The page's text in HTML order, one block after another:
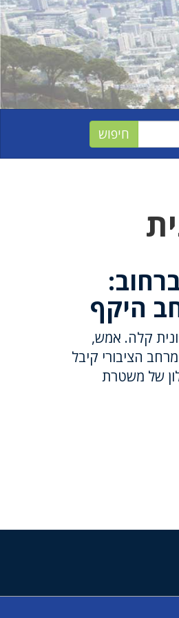
היקף
קלה. אמש,
הציבורי קיבל
של משטרת